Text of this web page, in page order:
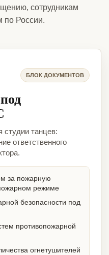
сотрудникам
по России.
БЛОК ДОКУМЕНТОВ
студии танцев:
ответственного
за пожарную
режиме
безопасности под
противопожарной
огнетушителей